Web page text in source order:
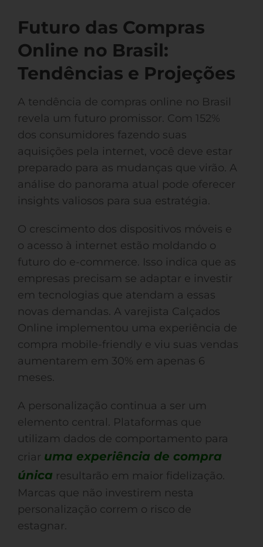
Futuro das Compras
Online no Brasil:
Tendências e Projeções
A tendência de compras online no Brasil
revela um futuro promissor. Com 152%
dos consumidores fazendo suas
aquisições pela internet, você deve estar
preparado para as mudanças que virão. A
análise do panorama atual pode oferecer
insights valiosos para sua estratégia.
O crescimento dos dispositivos móveis e
o acesso à internet estão moldando o
futuro do e-commerce. Isso indica que as
empresas precisam se adaptar e investir
em tecnologias que atendam a essas
novas demandas. A varejista Calçados
Online implementou uma experiência de
compra mobile-friendly e viu suas vendas
aumentarem em 30% em apenas 6
meses.
A personalização continua a ser um
elemento central. Plataformas que
utilizam dados de comportamento para
criar uma experiência de compra
única resultarão em maior fidelização.
Marcas que não investirem nesta
personalização correm o risco de
estagnar.